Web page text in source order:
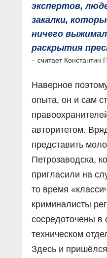
экспертов,
закалки,
ничего
раскрытия
– считает Константин
Наверное
опыта, он и сам
авторитетом.
представить
Петрозаводска,
пригласили на
то время
криминалисты
сосредоточены в
техническом
Здесь и